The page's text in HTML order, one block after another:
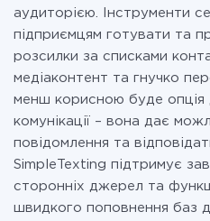
аудиторією. Інструменти
підприємцям готувати та
розсилки за списками
медіаконтент та гнучко
менш корисною буде опція
комунікації – вона дає
повідомлення та
SimpleTexting підтримує
сторонніх джерел та
швидкого поповнення баз